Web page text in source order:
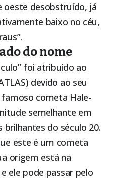
oeste desobstruído, já
baixo no céu,
do nome
foi atribuído ao
devido ao seu
cometa Hale-
semelhante em
brilhantes do século 20.
este é um cometa
origem está na
ele pode passar pelo